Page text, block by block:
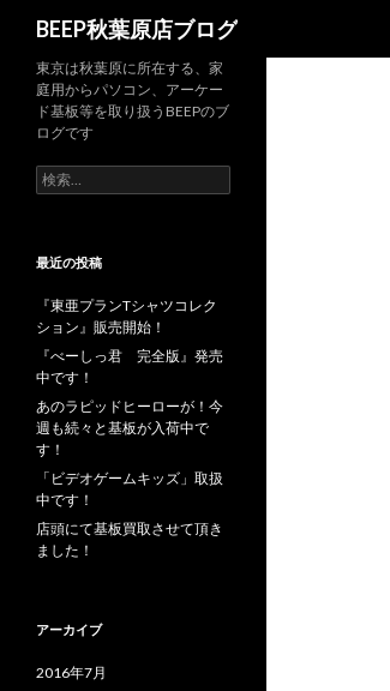
BEEP秋葉原店ブログ
東京は秋葉原に所在する、家
庭用からパソコン、アーケー
ド基板等を取り扱うBEEPのブ
ログです
検
索
最近の投稿
『東亜プランTシャツコレク
ション』販売開始！
『べーしっ君 完全版』発売
中です！
あのラピッドヒーローが！今
週も続々と基板が入荷中で
す！
「ビデオゲームキッズ」取扱
中です！
店頭にて基板買取させて頂き
ました！
アーカイブ
2016年7月